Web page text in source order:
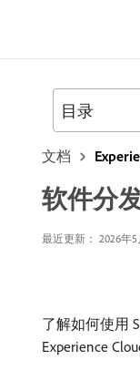
文档
软件分
最近更新： 2026年5
了解如何使用
Experience
目录